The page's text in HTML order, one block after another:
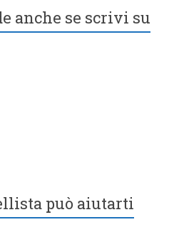
anche se scrivi su
può aiutarti